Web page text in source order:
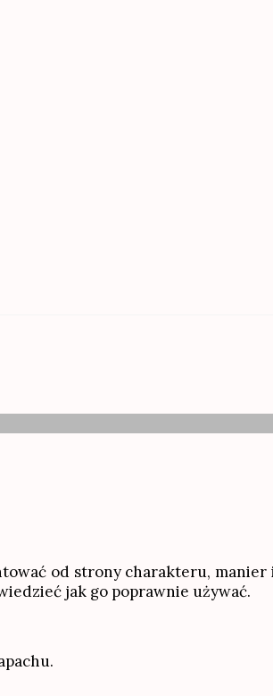
od strony charakteru,
jak go poprawnie używać.